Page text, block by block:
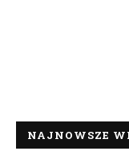
NAJNOWSZE